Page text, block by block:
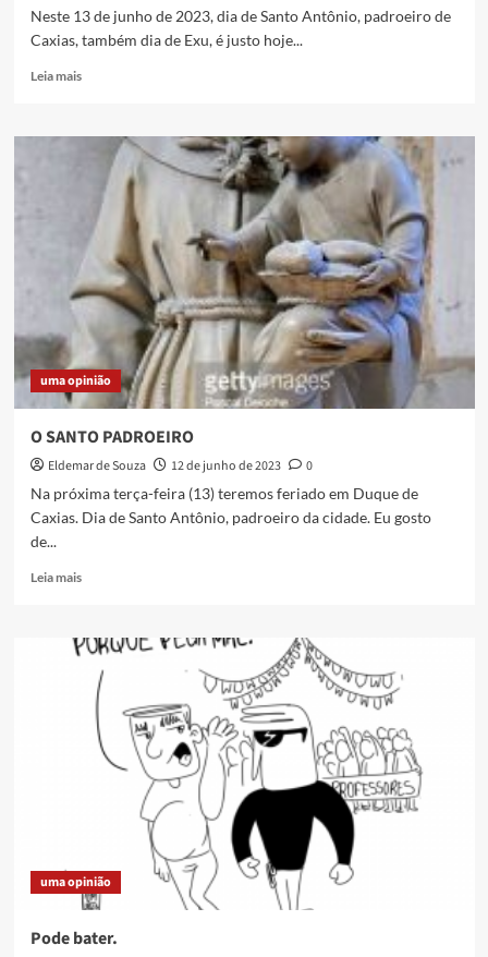
Neste 13 de junho de 2023, dia de Santo Antônio, padroeiro de
Caxias, também dia de Exu, é justo hoje...
Leia maisRead
Roda
Caxias
completa
50
Anos
uma opinião
O SANTO PADROEIRO
Eldemar de Souza 12 de junho de 2023
0
Na próxima terça-feira (13) teremos feriado em Duque de
Caxias. Dia de Santo Antônio, padroeiro da cidade. Eu gosto
de...
Leia maisRead
O
SANTO
PADROEIRO
uma opinião
Pode bater.